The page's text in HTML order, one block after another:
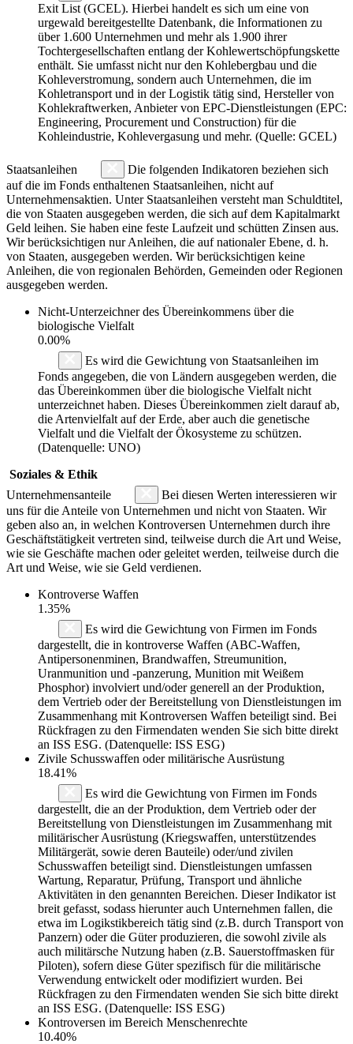
Exit List (GCEL). Hierbei handelt es sich um eine von
urgewald bereitgestellte Datenbank, die Informationen zu
über 1.600 Unternehmen und mehr als 1.900 ihrer
Tochtergesellschaften entlang der Kohlewertschöpfungskette
enthält. Sie umfasst nicht nur den Kohlebergbau und die
Kohleverstromung, sondern auch Unternehmen, die im
Kohletransport und in der Logistik tätig sind, Hersteller von
Kohlekraftwerken, Anbieter von EPC-Dienstleistungen (EPC:
Engineering, Procurement und Construction) für die
Kohleindustrie, Kohlevergasung und mehr. (Quelle: GCEL)
Staatsanleihen
Die folgenden Indikatoren beziehen sich
auf die im Fonds enthaltenen Staatsanleihen, nicht auf
Unternehmensaktien. Unter Staatsanleihen versteht man Schuldtitel,
die von Staaten ausgegeben werden, die sich auf dem Kapitalmarkt
Geld leihen. Sie haben eine feste Laufzeit und schütten Zinsen aus.
Wir berücksichtigen nur Anleihen, die auf nationaler Ebene, d. h.
von Staaten, ausgegeben werden. Wir berücksichtigen keine
Anleihen, die von regionalen Behörden, Gemeinden oder Regionen
ausgegeben werden.
Nicht-Unterzeichner des Übereinkommens über die
biologische Vielfalt
0.00%
Es wird die Gewichtung von Staatsanleihen im
Fonds angegeben, die von Ländern ausgegeben werden, die
das Übereinkommen über die biologische Vielfalt nicht
unterzeichnet haben. Dieses Übereinkommen zielt darauf ab,
die Artenvielfalt auf der Erde, aber auch die genetische
Vielfalt und die Vielfalt der Ökosysteme zu schützen.
(Datenquelle: UNO)
Soziales & Ethik
Unternehmensanteile
Bei diesen Werten interessieren wir
uns für die Anteile von Unternehmen und nicht von Staaten. Wir
geben also an, in welchen Kontroversen Unternehmen durch ihre
Geschäftstätigkeit vertreten sind, teilweise durch die Art und Weise,
wie sie Geschäfte machen oder geleitet werden, teilweise durch die
Art und Weise, wie sie Geld verdienen.
Kontroverse Waffen
1.35%
Es wird die Gewichtung von Firmen im Fonds
dargestellt, die in kontroverse Waffen (ABC-Waffen,
Antipersonenminen, Brandwaffen, Streumunition,
Uranmunition und -panzerung, Munition mit Weißem
Phosphor) involviert und/oder generell an der Produktion,
dem Vertrieb oder der Bereitstellung von Dienstleistungen im
Zusammenhang mit Kontroversen Waffen beteiligt sind. Bei
Rückfragen zu den Firmendaten wenden Sie sich bitte direkt
an ISS ESG. (Datenquelle: ISS ESG)
Zivile Schusswaffen oder militärische Ausrüstung
18.41%
Es wird die Gewichtung von Firmen im Fonds
dargestellt, die an der Produktion, dem Vertrieb oder der
Bereitstellung von Dienstleistungen im Zusammenhang mit
militärischer Ausrüstung (Kriegswaffen, unterstützendes
Militärgerät, sowie deren Bauteile) oder/und zivilen
Schusswaffen beteiligt sind. Dienstleistungen umfassen
Wartung, Reparatur, Prüfung, Transport und ähnliche
Aktivitäten in den genannten Bereichen. Dieser Indikator ist
breit gefasst, sodass hierunter auch Unternehmen fallen, die
etwa im Logikstikbereich tätig sind (z.B. durch Transport von
Panzern) oder die Güter produzieren, die sowohl zivile als
auch militärsche Nutzung haben (z.B. Sauerstoffmasken für
Piloten), sofern diese Güter spezifisch für die militärische
Verwendung entwickelt oder modifiziert wurden. Bei
Rückfragen zu den Firmendaten wenden Sie sich bitte direkt
an ISS ESG. (Datenquelle: ISS ESG)
Kontroversen im Bereich Menschenrechte
10.40%